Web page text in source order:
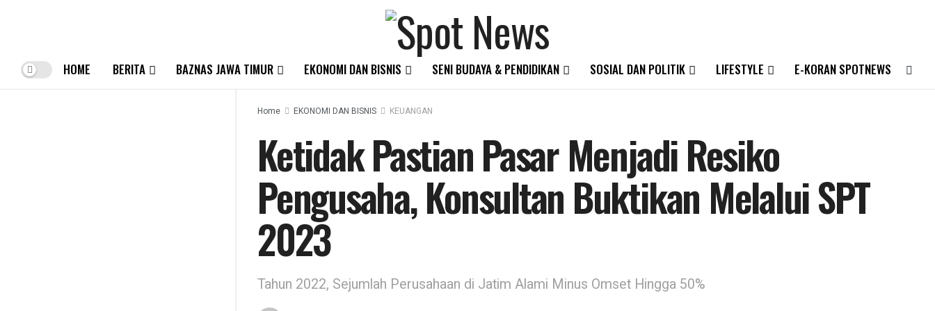
HOME BERITA BAZNAS JAWA TIMUR EKONOMI DAN BISNIS SENI BUDAYA & PENDIDIKAN SOSIAL DAN POLITIK LIFESTYLE E-KORAN SPOTNEWS
Home EKONOMI DAN BISNIS KEUANGAN
Ketidak Pastian Pasar Menjadi Resiko
Pengusaha, Konsultan Buktikan Melalui SPT
2023
Tahun 2022, Sejumlah Perusahaan di Jatim Alami Minus Omset Hingga 50%